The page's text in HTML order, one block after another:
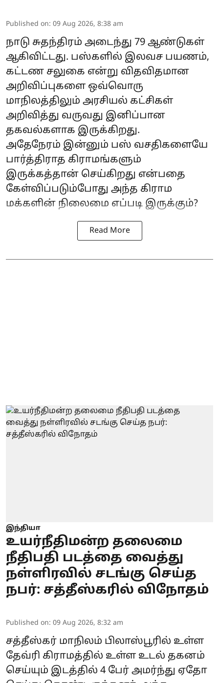
Published on: 09 Aug 2026, 8:38 am
நாடு சுதந்திரம் அடைந்து 79 ஆண்டுகள்
ஆகிவிட்டது. பஸ்களில் இலவச பயணம்,
கட்டண சலுகை என்று விதவிதமான
அறிவிப்புகளை ஒவ்வொரு
மாநிலத்திலும் அரசியல் கட்சிகள்
அறிவித்து வருவது இனிப்பான
தகவல்களாக இருக்கிறது.
அதேநேரம் இன்னும் பஸ் வசதிகளையே
பார்த்திராத கிராமங்களும்
இருக்கத்தான் செய்கிறது என்பதை
கேள்விப்படும்போது அந்த கிராம
மக்களின் நிலைமை எப்படி இருக்கும்?
Read More
இந்தியா
உயர்நீதிமன்ற தலைமை
நீதிபதி படத்தை வைத்து
நள்ளிரவில் சடங்கு செய்த
நபர்: சத்தீஸ்கரில் விநோதம்
Published on: 09 Aug 2026, 8:32 am
சத்தீஸ்கர் மாநிலம் பிலாஸ்பூரில் உள்ள
தேவ்ரி கிராமத்தில் உள்ள உடல் தகனம்
செய்யும் இடத்தில் 4 பேர் அமர்ந்து ஏதோ